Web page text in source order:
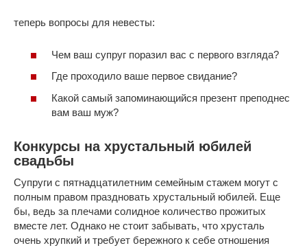
теперь вопросы для невесты:
Чем ваш супруг поразил вас с первого взгляда?
Где проходило ваше первое свидание?
Какой самый запоминающийся презент преподнес
вам ваш муж?
Конкурсы на хрустальный юбилей
свадьбы
Супруги с пятнадцатилетним семейным стажем могут с
полным правом праздновать хрустальный юбилей. Еще
бы, ведь за плечами солидное количество прожитых
вместе лет. Однако не стоит забывать, что хрусталь
очень хрупкий и требует бережного к себе отношения